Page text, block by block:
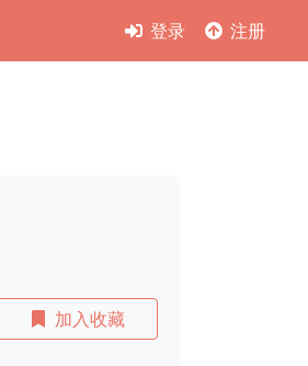
登录 注册
加入收藏